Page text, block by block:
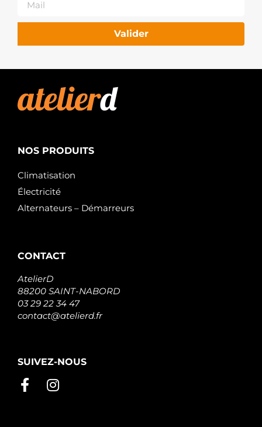
Valider
NOS PRODUITS
Climatisation
Électricité
Alternateurs – Démarreurs
CONTACT
AtelierD
88200 SAINT-NABORD
03 29 22 34 47
contact@atelierd.fr
SUIVEZ-NOUS